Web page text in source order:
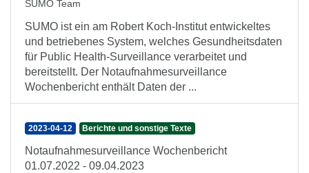
SUMO Team
SUMO ist ein am Robert Koch-Institut entwickeltes
und betriebenes System, welches Gesundheitsdaten
für Public Health-Surveillance verarbeitet und
bereitstellt. Der Notaufnahmesurveillance
Wochenbericht enthält Daten der ...
2023-04-12 Berichte und sonstige Texte
Notaufnahmesurveillance Wochenbericht
01.07.2022 - 09.04.2023